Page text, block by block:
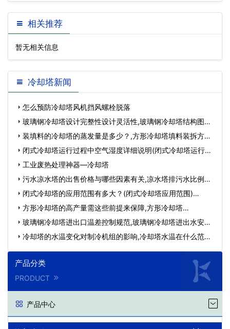
相关推荐
暂无相关信息
冷却塔新闻
怎么预防冷却塔风机挡风螺栓脱落
玻璃钢冷却塔设计完整性设计灵活性,玻璃钢冷却塔结构图…
装填料的冷却塔的蒸发量是多少？,方形冷却塔填料装拆方
法…闭式冷却塔运行过程中空气湿度详细说明(闭式冷却塔运行原
理…工业废热处理神器—冷却塔
污水凉水塔的出售价格与哪些因素有关,凉水塔排污水比例…
闭式冷却塔的应用范围有多大？(闭式冷却塔应用范围)…
方形冷却塔的高产量需这些前提来保障,方形冷却塔…
玻璃钢冷却塔进出口温差控制规范,玻璃钢冷却塔进出水安装
流…冷却塔的水温变化对制冷机组的影响,冷却塔水温在什么范
围…
产品分类
PRODUCT
产品中心